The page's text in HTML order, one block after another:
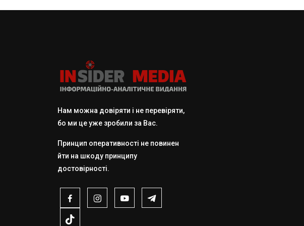
Нам можна довіряти і не перевіряти,
бо ми це уже зробили за Вас.
Принцип оперативності не повинен
йти на шкоду принципу
достовірності.